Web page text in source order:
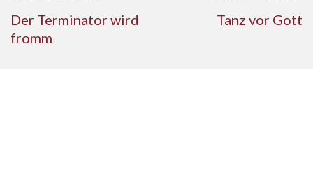
Der Terminator wird
fromm
Tanz vor Gott